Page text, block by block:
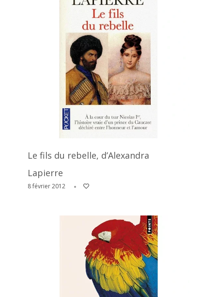
Le fils du rebelle, d’Alexandra
Lapierre
8 février 2012